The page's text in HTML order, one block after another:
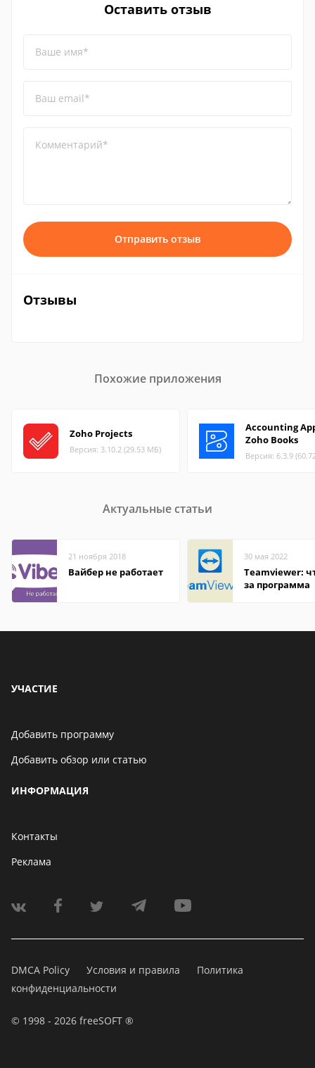
Оставить отзыв
Ваше имя*
Ваш email*
Комментарий*
Отправить отзыв
Отзывы
Похожие приложения
Zoho Projects
Версия: 3.10.2 (29.53 МБ)
Accounting
Zoho Books
Версия: 6.3.9
Актуальные статьи
21 ноября 2018
Вайбер не работает
30 мая 2022
Teamviewer:
за программа
УЧАСТИЕ
Добавить программу
Добавить обзор или статью
ИНФОРМАЦИЯ
Контакты
Реклама
DMCA Policy Условия и правила
Политика
конфиденциальности
© 1998 - 2026 freeSOFT ®